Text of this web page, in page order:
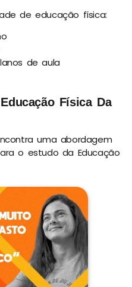
de educação física:
de aula
Física Da
uma abordagem
o estudo da Educação